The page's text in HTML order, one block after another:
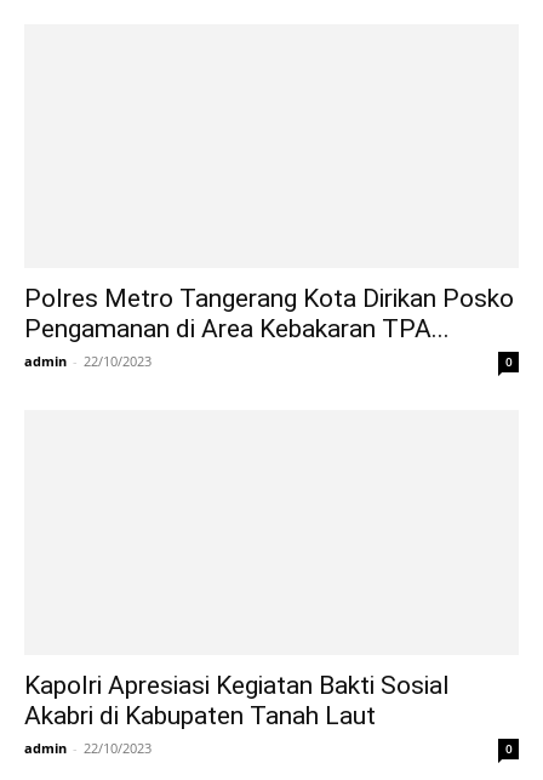
Polres Metro Tangerang Kota Dirikan Posko
Pengamanan di Area Kebakaran TPA...
admin - 22/10/2023 0
Kapolri Apresiasi Kegiatan Bakti Sosial
Akabri di Kabupaten Tanah Laut
admin - 22/10/2023 0